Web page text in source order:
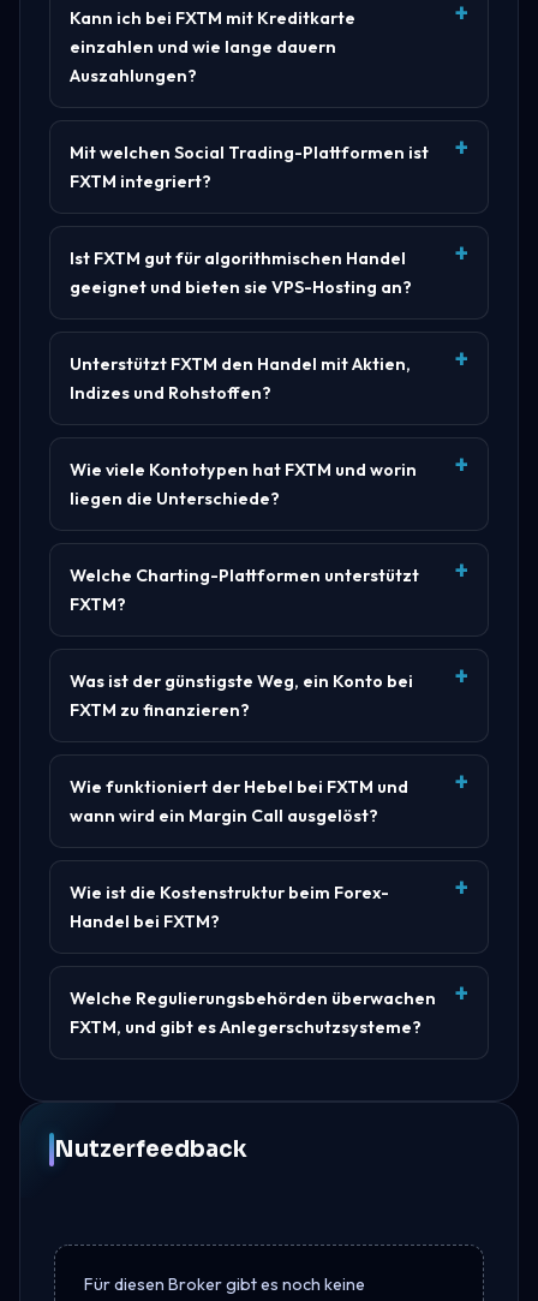
Kann ich bei FXTM mit Kreditkarte
einzahlen und wie lange dauern
Auszahlungen?
Mit welchen Social Trading-Plattformen ist
FXTM integriert?
Ist FXTM gut für algorithmischen Handel
geeignet und bieten sie VPS-Hosting an?
Unterstützt FXTM den Handel mit Aktien,
Indizes und Rohstoffen?
Wie viele Kontotypen hat FXTM und worin
liegen die Unterschiede?
Welche Charting-Plattformen unterstützt
FXTM?
Was ist der günstigste Weg, ein Konto bei
FXTM zu finanzieren?
Wie funktioniert der Hebel bei FXTM und
wann wird ein Margin Call ausgelöst?
Wie ist die Kostenstruktur beim Forex-
Handel bei FXTM?
Welche Regulierungsbehörden überwachen
FXTM, und gibt es Anlegerschutzsysteme?
Nutzerfeedback
Für diesen Broker gibt es noch keine